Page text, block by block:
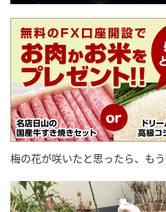
梅の花が咲いたと思ったら、もう